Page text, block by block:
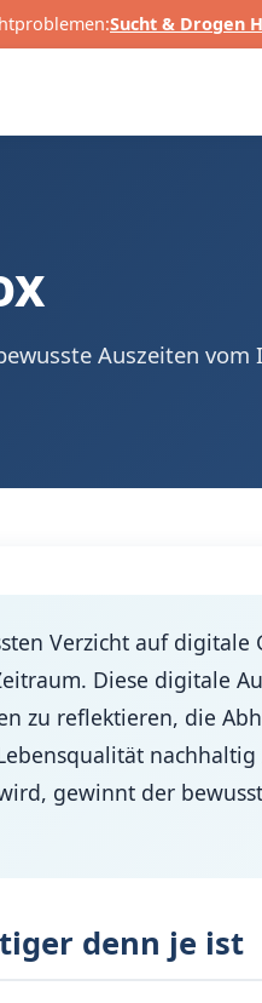
Sucht & Drogen
Auszeiten
Verzicht auf digitale
Diese digitale
zu reflektieren, die
nachhaltig
gewinnt der
denn je ist